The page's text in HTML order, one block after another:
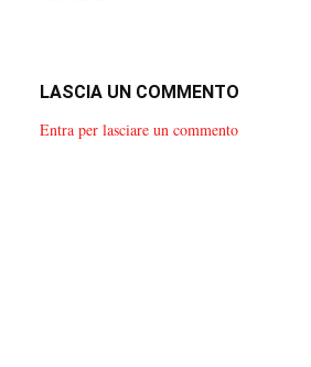
LASCIA UN COMMENTO
Entra per lasciare un commento